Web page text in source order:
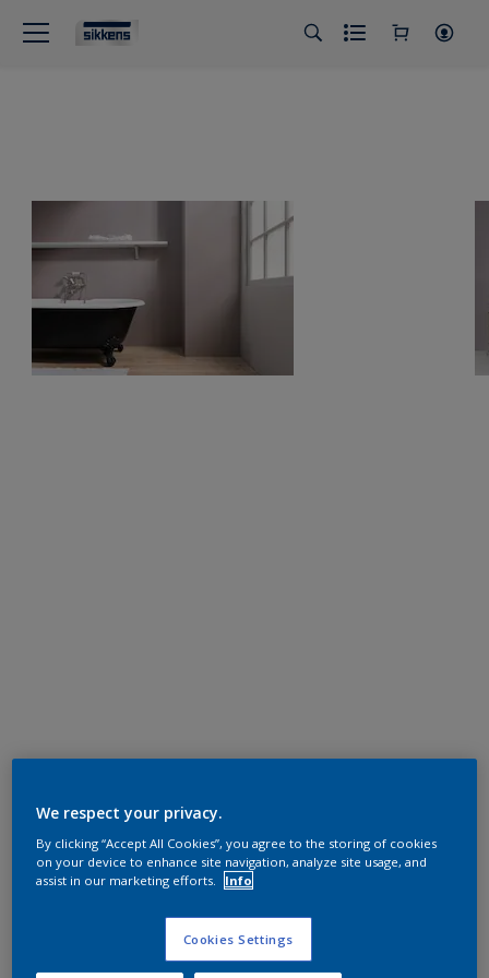
We respect your privacy.
By clicking “Accept All Cookies”, you agree to the storing of cookies
on your device to enhance site navigation, analyze site usage, and
assist in our marketing efforts.
Info
Cookies Settings